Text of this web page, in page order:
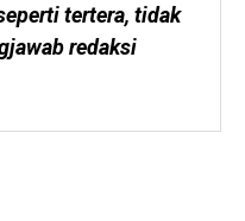
tertera, tidak